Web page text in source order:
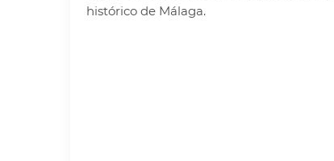
histórico de Málaga.